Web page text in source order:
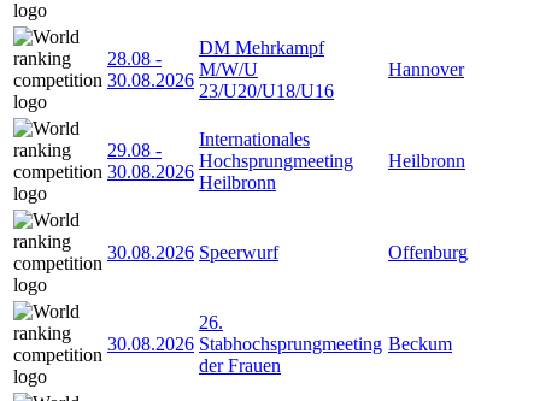
28.08 -
30.08.2026
DM Mehrkampf
M/W/U
23/U20/U18/U16
Hannover
29.08 -
30.08.2026
Internationales
Hochsprungmeeting
Heilbronn
Heilbronn
30.08.2026 Speerwurf Offenburg
30.08.2026
26.
Stabhochsprungmeeting
der Frauen
Beckum